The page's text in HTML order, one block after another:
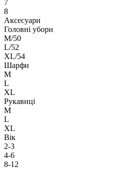
7
8
Аксесуари
Головні убори
M/50
L/52
XL/54
Шарфи
M
L
XL
Рукавиці
M
L
XL
Вік
2-3
4-6
8-12